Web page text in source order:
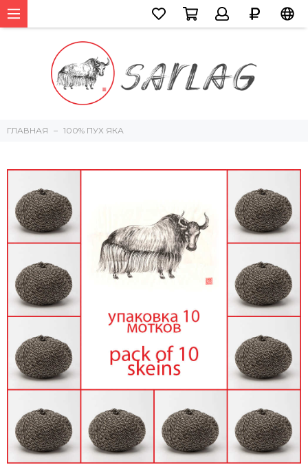
ГЛАВНАЯ 100% ПУХ ЯКА